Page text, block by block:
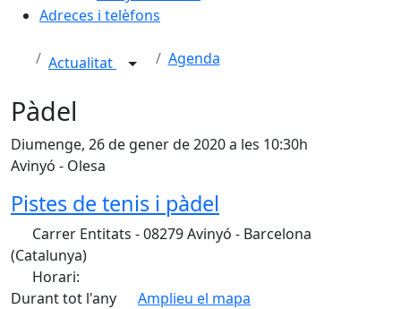
Adreces i telèfons
Actualitat Agenda
Pàdel
Diumenge, 26 de gener de 2020 a les 10:30h
Avinyó - Olesa
Pistes de tenis i pàdel
Carrer Entitats - 08279 Avinyó - Barcelona
(Catalunya)
Horari:
Durant tot l'any
Amplieu el mapa